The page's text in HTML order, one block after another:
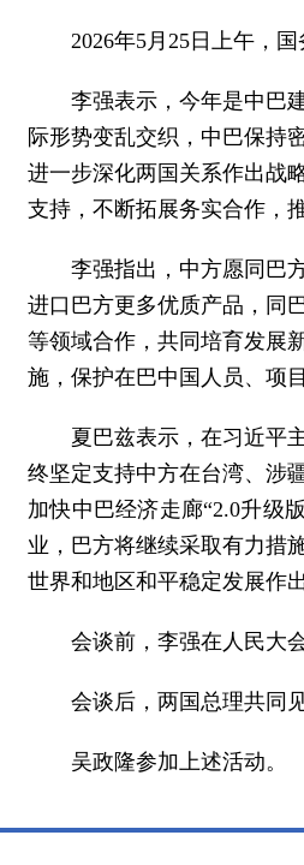
2026年5月25日上午，
李强表示，今年是中巴
际形势变乱交织，中巴保持
进一步深化两国关系作出战
支持，不断拓展务实合作，
李强指出，中方愿同巴
进口巴方更多优质产品，同
等领域合作，共同培育发展
施，保护在巴中国人员、项
夏巴兹表示，在习近平
终坚定支持中方在台湾、涉
加快中巴经济走廊“2.0升级
业，巴方将继续采取有力措
世界和地区和平稳定发展作
会谈前，李强在人民大
会谈后，两国总理共同
吴政隆参加上述活动。